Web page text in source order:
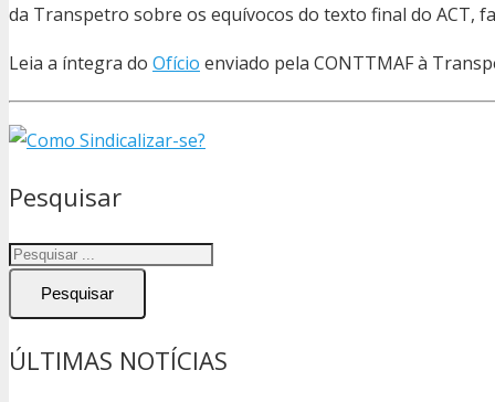
da Transpetro sobre os equívocos do texto final do ACT,
Leia a íntegra do Ofício enviado pela CONTTMAF à
Pesquisar
Pesquisar
ÚLTIMAS NOTÍCIAS